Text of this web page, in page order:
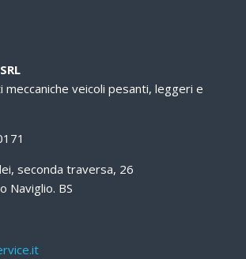
meccaniche veicoli pesanti, leggeri e
seconda traversa, 26
Naviglio. BS